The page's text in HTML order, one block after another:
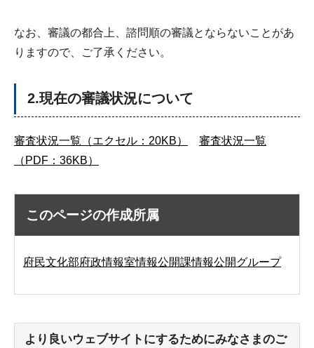
なお、審議の都合上、諮問順の審議とならないことがあ
りますので、ご了承ください。
2.現在の審議状況について
審査状況一覧（エクセル：20KB）
審査状況一覧
（PDF：36KB）
このページの作成所属
府民文化部府政情報室情報公開課情報公開グループ
より良いウェブサイトにするためにみなさまのご